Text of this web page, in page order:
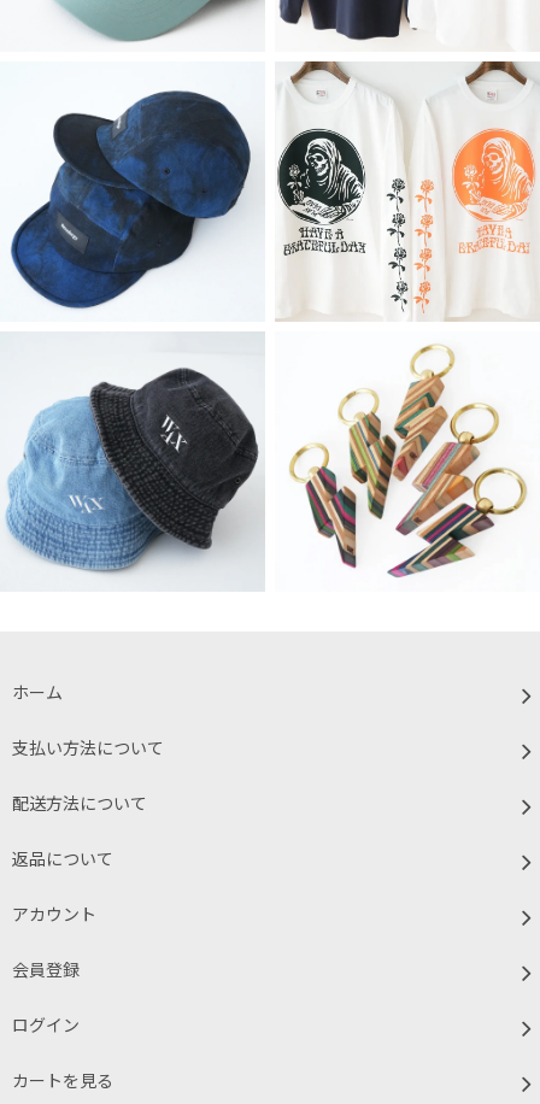
ホーム
支払い方法について
配送方法について
返品について
アカウント
会員登録
ログイン
カートを見る